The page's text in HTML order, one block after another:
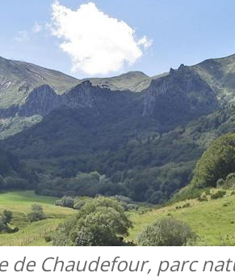
de Chaudefour, parc